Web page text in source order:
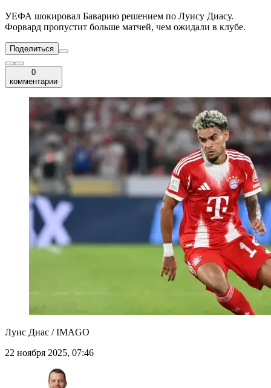
УЕФА шокировал Баварию решением по Луису Диасу.
Форвард пропустит больше матчей, чем ожидали в клубе.
Поделиться
0
комментарии
Луис Диас / IMAGO
22 ноября 2025, 07:46